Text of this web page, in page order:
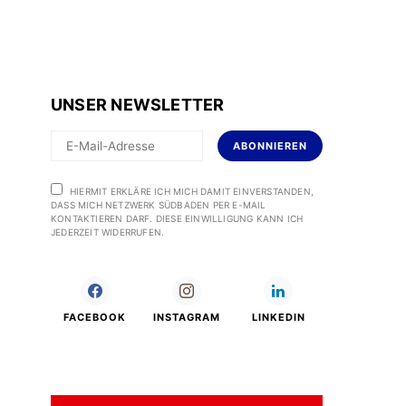
UNSER NEWSLETTER
ABONNIEREN
HIERMIT ERKLÄRE ICH MICH DAMIT EINVERSTANDEN,
DASS MICH NETZWERK SÜDBADEN PER E-MAIL
KONTAKTIEREN DARF. DIESE EINWILLIGUNG KANN ICH
JEDERZEIT WIDERRUFEN.
FACEBOOK INSTAGRAM LINKEDIN